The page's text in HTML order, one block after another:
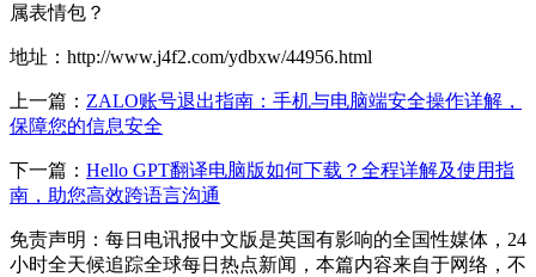
属表情包？
地址：http://www.j4f2.com/ydbxw/44956.html
上一篇： ZALO账号退出指南：手机与电脑端安全操作详解，
保障您的信息安全
下一篇： Hello GPT翻译电脑版如何下载？全程详解及使用指
南，助您高效跨语言沟通
免责声明：每日电讯报中文版是英国有影响的全国性媒体，24
小时全天候追踪全球每日热点新闻，本篇内容来自于网络，不